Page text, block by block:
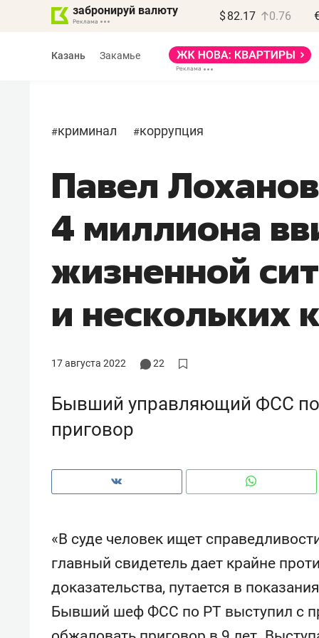
забронируй валюту $ 82.17 0.76
Казань Закамье
#криминал #коррупция
Павел
4 миллиона
жизненной
и нескольких
17 августа 2022 22
Бывший управляющий ФСС по
приговор
«В суде человек ищет
главный свидетель дает крайне
доказательства, путается в
Бывший шеф ФСС по РТ выступил с
Василь Мазитов
МАРТ
«Не зная местных
правил, бизнес может
потерять минимум
Как бизнесу выйти на зарубежные
рынки, почему надо знать
Как ГК «МИР ГРУПП» и ВТБ
создают оазис жилого
комфорта под Казанью
150
ID